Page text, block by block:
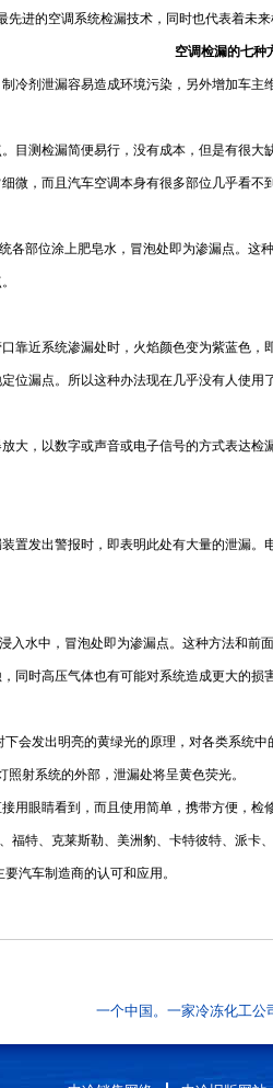
进的空调系统检漏技术，同时也代表着未来
空调检漏的七种
冷剂泄漏容易造成环境污染，另外增加车主
目测检漏简便易行，没有成本，但是有很
微，而且汽车空调本身有很多部位几乎看不到
各部位涂上肥皂水，冒泡处即为渗漏点。
靠近系统渗漏处时，火焰颜色变为紫蓝色
位漏点。所以这种办法现在几乎没有人使用
大，以数字或声音或电子信号的方式表达
置发出警报时，即表明此处有大量的泄漏
入水中，冒泡处即为渗漏点。这种方法和
同时高压气体也有可能对系统造成更大的损
会发出明亮的黄绿光的原理，对各类系统
射系统的外部，泄漏处将呈黄色荧光。
用眼睛看到，而且使用简单，携带方便，
福特、克莱斯勒、美洲豹、卡特彼特、派
汽车制造商的认可和应用。
一个中国。一家冷冻化工公